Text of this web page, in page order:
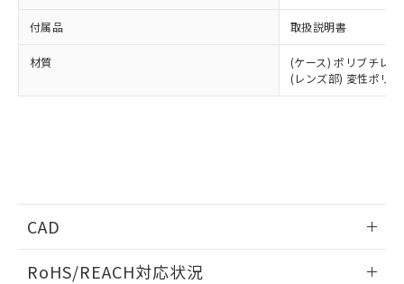
付属品 取扱説明書
材質
(ケース) ポリブチレ
(レンズ部) 変性ポリ
CAD
RoHS/REACH対応状況